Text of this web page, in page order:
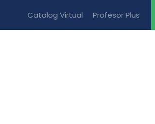
Catalog Virtual Profesor Plus